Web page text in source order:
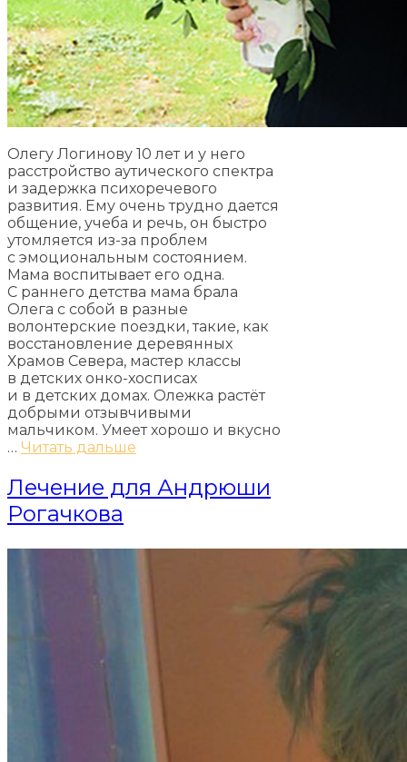
Олегу Логинову 10 лет и у него
расстройство аутического спектра
и задержка психоречевого
развития. Ему очень трудно дается
общение, учеба и речь, он быстро
утомляется из-за проблем
с эмоциональным состоянием.
Мама воспитывает его одна.
С раннего детства мама брала
Олега с собой в разные
волонтерские поездки, такие, как
восстановление деревянных
Храмов Севера, мастер классы
в детских онко-хосписах
и в детских домах. Олежка растёт
добрыми отзывчивыми
мальчиком. Умеет хорошо и вкусно
… Читать дальше
Лечение для Андрюши
Рогачкова